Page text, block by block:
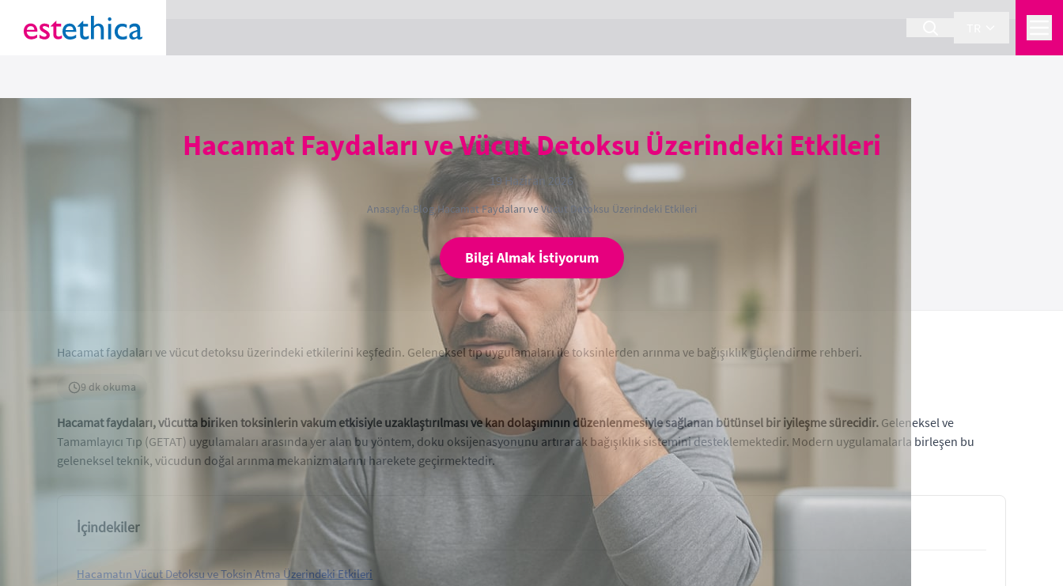
Hacamat Faydaları ve Vücut Detoksu Üzerindeki Etkileri
19 Haziran 2026
Anasayfa›Blog›Hacamat Faydaları ve Vücut Detoksu Üzerindeki Etkileri
Bilgi Almak İstiyorum
Hacamat faydaları ve vücut detoksu üzerindeki etkilerini keşfedin. Geleneksel tıp uygulamaları ile toksinlerden arınma ve bağışıklık güçlendirme rehberi.
9 dk okuma
Hacamat faydaları, vücutta biriken toksinlerin vakum etkisiyle uzaklaştırılması ve kan dolaşımının düzenlenmesiyle sağlanan bütünsel bir iyileşme sürecidir. Geleneksel ve
Tamamlayıcı Tıp (GETAT) uygulamaları arasında yer alan bu yöntem, doku oksijenasyonunu artırarak bağışıklık sistemini desteklemektedir. Modern uygulamalarla birleşen bu
geleneksel teknik, vücudun doğal arınma mekanizmalarını harekete geçirmektedir.
İçindekiler
Hacamatın Vücut Detoksu ve Toksin Atma Üzerindeki Etkileri